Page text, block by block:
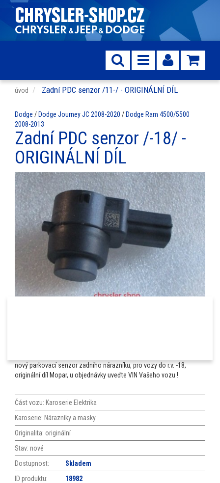
úvod Zadní PDC senzor /11-/ - ORIGINÁLNÍ DÍL
Dodge / Dodge Journey JC 2008-2020 / Dodge Ram 4500/5500
2008-2013
Zadní PDC senzor /-18/ -
ORIGINÁLNÍ DÍL
nový parkovací senzor zadního nárazníku, pro vozy do r.v. -18,
originální díl Mopar, u objednávky uveďte VIN Vašeho vozu !
Část vozu: Karoserie Elektrika
Karoserie: Nárazníky a masky
Originalita: originální
Stav: nové
Dostupnost:
Skladem
ID produktu:
18982